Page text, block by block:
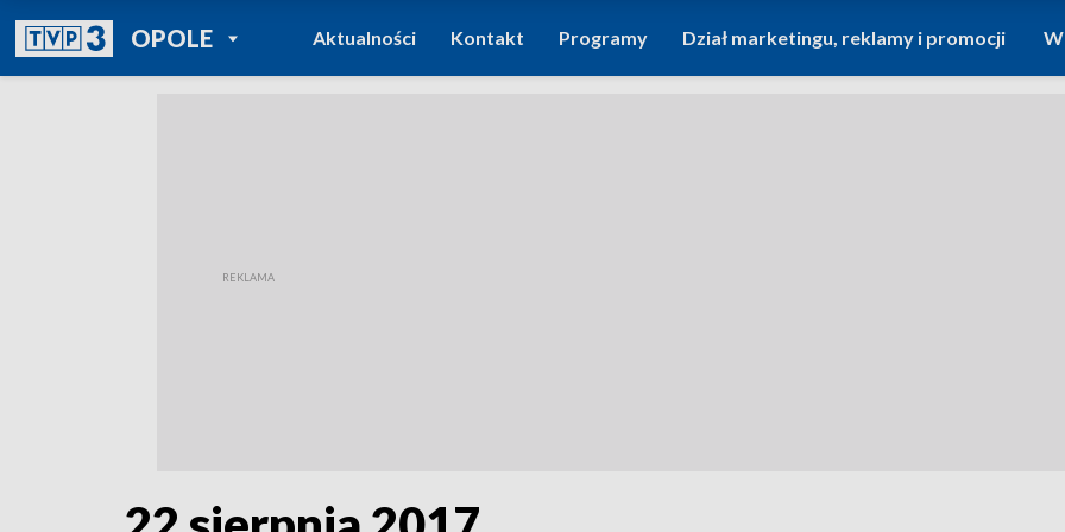
OPOLEPOWRÓT DO
TVP REGIONY
Aktualności Kontakt Programy Dział marketingu, reklamy i promocji